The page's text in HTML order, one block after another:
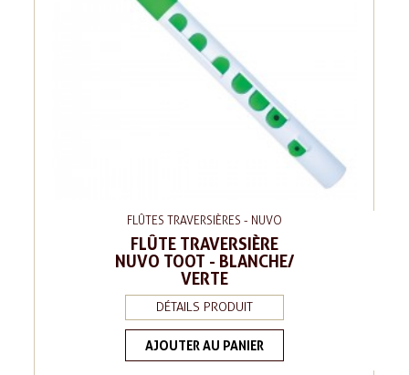
FLÛTES TRAVERSIÈRES - NUVO
FLÛTE TRAVERSIÈRE
NUVO TOOT - BLANCHE/
VERTE
DÉTAILS PRODUIT
AJOUTER AU PANIER